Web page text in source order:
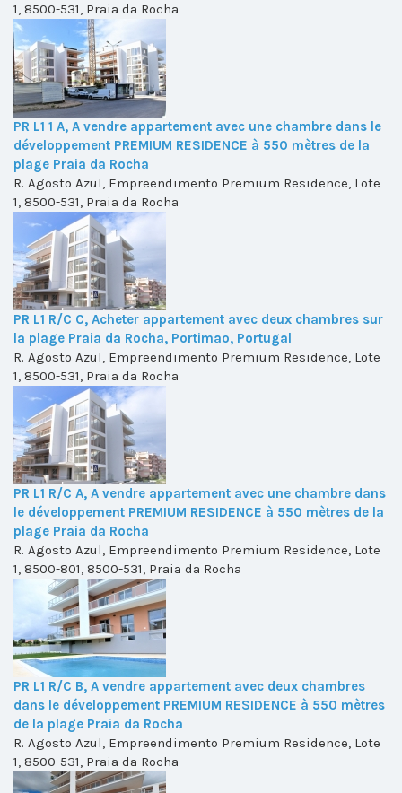
1, 8500-531, Praia da Rocha
PR L1 1 A, A vendre appartement avec une chambre dans le
développement PREMIUM RESIDENCE à 550 mètres de la
plage Praia da Rocha
R. Agosto Azul, Empreendimento Premium Residence, Lote
1, 8500-531, Praia da Rocha
PR L1 R/C C, Acheter appartement avec deux chambres sur
la plage Praia da Rocha, Portimao, Portugal
R. Agosto Azul, Empreendimento Premium Residence, Lote
1, 8500-531, Praia da Rocha
PR L1 R/C A, A vendre appartement avec une chambre dans
le développement PREMIUM RESIDENCE à 550 mètres de la
plage Praia da Rocha
R. Agosto Azul, Empreendimento Premium Residence, Lote
1, 8500-801, 8500-531, Praia da Rocha
PR L1 R/C B, A vendre appartement avec deux chambres
dans le développement PREMIUM RESIDENCE à 550 mètres
de la plage Praia da Rocha
R. Agosto Azul, Empreendimento Premium Residence, Lote
1, 8500-531, Praia da Rocha